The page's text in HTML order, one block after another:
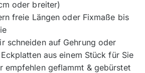
oder breiter)
freie Längen oder Fixmaße bis
schneiden auf Gehrung oder
aus einem Stück für Sie
empfehlen geflammt & gebürstet